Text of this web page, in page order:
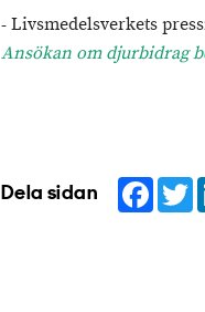
- Livsmedelsverkets
Ansökan om djurbidrag
Dela sidan